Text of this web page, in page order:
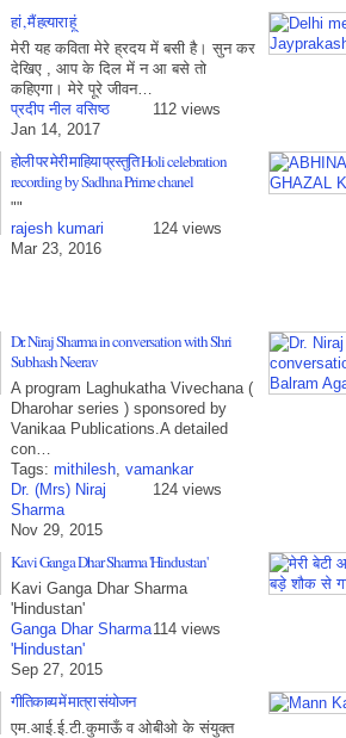
हां , मैं हत्यारा हूं
मेरी यह कविता मेरे ह्रदय में बसी है। सुन कर
देखिए , आप के दिल में न आ बसे तो
कहिएगा। मेरे पूरे जीवन…
प्रदीप नील वसिष्ठ
Jan 14, 2017
112 views
होली पर मेरी माहिया प्रस्तुति Holi celebration
recording by Sadhna Prime chanel
""
rajesh kumari
Mar 23, 2016
124 views
Dr. Niraj Sharma in conversation with Shri
Subhash Neerav
A program Laghukatha Vivechana (
Dharohar series ) sponsored by
Vanikaa Publications.A detailed
con…
Tags: mithilesh, vamankar
Dr. (Mrs) Niraj
Sharma
Nov 29, 2015
124 views
Kavi Ganga Dhar Sharma 'Hindustan'
Kavi Ganga Dhar Sharma
'Hindustan'
Ganga Dhar Sharma
'Hindustan'
Sep 27, 2015
114 views
गीतिकाव्य में मात्रा संयोजन
एम.आई.ई.टी.कुमाऊँ व ओबीओ के संयुक्त